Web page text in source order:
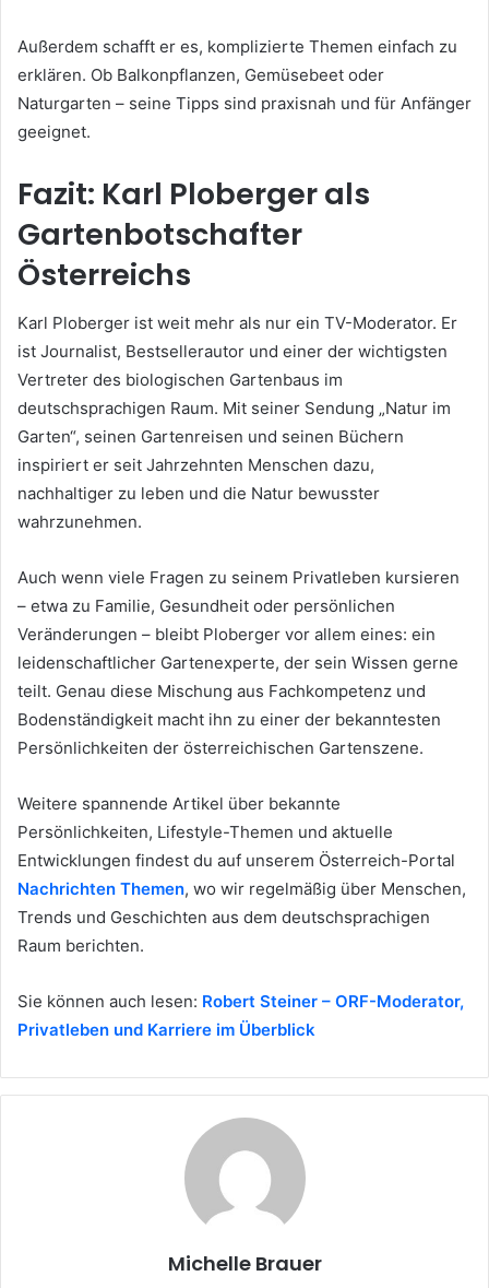
Außerdem schafft er es, komplizierte Themen einfach zu
erklären. Ob Balkonpflanzen, Gemüsebeet oder
Naturgarten – seine Tipps sind praxisnah und für Anfänger
geeignet.
Fazit: Karl Ploberger als
Gartenbotschafter
Österreichs
Karl Ploberger ist weit mehr als nur ein TV-Moderator. Er
ist Journalist, Bestsellerautor und einer der wichtigsten
Vertreter des biologischen Gartenbaus im
deutschsprachigen Raum. Mit seiner Sendung „Natur im
Garten“, seinen Gartenreisen und seinen Büchern
inspiriert er seit Jahrzehnten Menschen dazu,
nachhaltiger zu leben und die Natur bewusster
wahrzunehmen.
Auch wenn viele Fragen zu seinem Privatleben kursieren
– etwa zu Familie, Gesundheit oder persönlichen
Veränderungen – bleibt Ploberger vor allem eines: ein
leidenschaftlicher Gartenexperte, der sein Wissen gerne
teilt. Genau diese Mischung aus Fachkompetenz und
Bodenständigkeit macht ihn zu einer der bekanntesten
Persönlichkeiten der österreichischen Gartenszene.
Weitere spannende Artikel über bekannte
Persönlichkeiten, Lifestyle-Themen und aktuelle
Entwicklungen findest du auf unserem Österreich-Portal
Nachrichten Themen, wo wir regelmäßig über Menschen,
Trends und Geschichten aus dem deutschsprachigen
Raum berichten.
Sie können auch lesen: Robert Steiner – ORF-Moderator,
Privatleben und Karriere im Überblick
Michelle Brauer